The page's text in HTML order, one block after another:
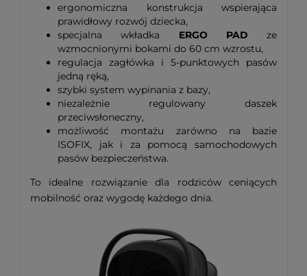
ergonomiczna konstrukcja wspierająca
prawidłowy rozwój dziecka,
specjalna wkładka ERGO PAD ze
wzmocnionymi bokami do 60 cm wzrostu,
regulacja zagłówka i 5-punktowych pasów
jedną ręką,
szybki system wypinania z bazy,
niezależnie regulowany daszek
przeciwsłoneczny,
możliwość montażu zarówno na bazie
ISOFIX, jak i za pomocą samochodowych
pasów bezpieczeństwa.
To idealne rozwiązanie dla rodziców ceniących
mobilność oraz wygodę każdego dnia.